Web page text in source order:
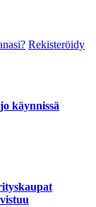
Rekisteröidy
käynnissä